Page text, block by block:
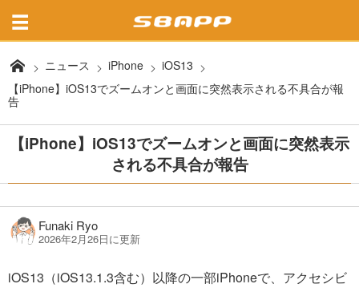
ニュース iPhone
iOS13
【iPhone】iOS13でズームオンと画面に突然表示される不具合が報
告
【iPhone】iOS13でズームオンと画面に突然表示
される不具合が報告
Funaki Ryo
2026年2月26日に更新
iOS13（iOS13.1.3含む）以降の一部iPhoneで、アクセシビ